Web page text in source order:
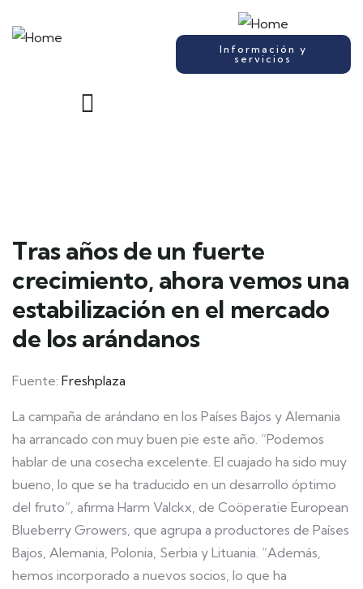
Información y
servicios
Tras años de un fuerte
crecimiento, ahora vemos una
estabilización en el mercado
de los arándanos
Fuente: Freshplaza
La campaña de arándano en los Países Bajos y Alemania
ha arrancado con muy buen pie este año. “Podemos
hablar de una cosecha excelente. El cuajado ha sido muy
bueno, lo que se ha traducido en un desarrollo óptimo
del fruto”, afirma Harm Valckx, de Coöperatie European
Blueberry Growers, que agrupa a productores de Países
Bajos, Alemania, Polonia, Serbia y Lituania. “Además,
hemos incorporado a nuevos socios, lo que ha